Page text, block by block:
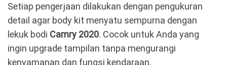
Setiap pengerjaan dilakukan dengan pengukuran
detail agar body kit menyatu sempurna dengan
lekuk bodi Camry 2020. Cocok untuk Anda yang
ingin upgrade tampilan tanpa mengurangi
kenyamanan dan fungsi kendaraan.